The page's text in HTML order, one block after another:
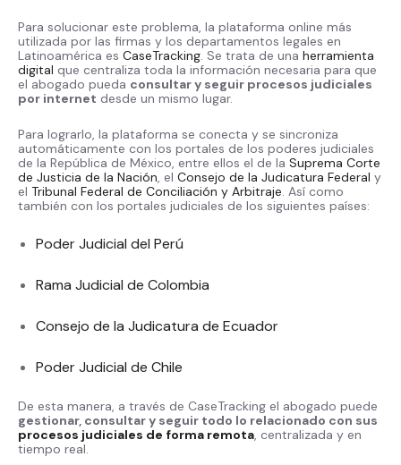
Para solucionar este problema, la plataforma online más
utilizada por las firmas y los departamentos legales en
Latinoamérica es CaseTracking. Se trata de una herramienta
digital que centraliza toda la información necesaria para que
el abogado pueda consultar y seguir procesos judiciales
por internet desde un mismo lugar.
Para lograrlo, la plataforma se conecta y se sincroniza
automáticamente con los portales de los poderes judiciales
de la República de México, entre ellos el de la Suprema Corte
de Justicia de la Nación, el Consejo de la Judicatura Federal y
el Tribunal Federal de Conciliación y Arbitraje. Así como
también con los portales judiciales de los siguientes países:
Poder Judicial del Perú
Rama Judicial de Colombia
Consejo de la Judicatura de Ecuador
Poder Judicial de Chile
De esta manera, a través de CaseTracking el abogado puede
gestionar, consultar y seguir todo lo relacionado con sus
procesos judiciales de forma remota, centralizada y en
tiempo real.